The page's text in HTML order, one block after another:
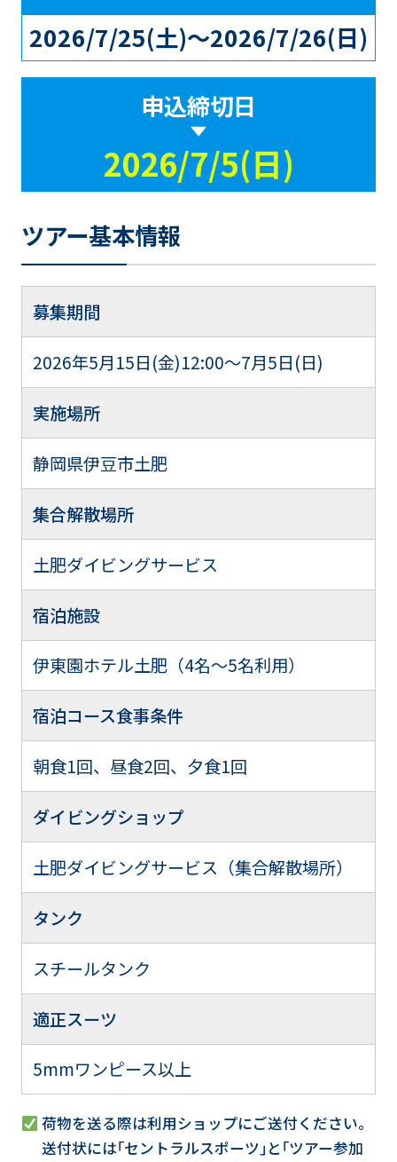
2026/7/25(土)～2026/7/26(日)
申込締切日
2026/7/5(日)
ツアー基本情報
募集期間
2026年5月15日(金)12:00～7月5日(日)
実施場所
静岡県伊豆市土肥
集合解散場所
土肥ダイビングサービス
宿泊施設
伊東園ホテル土肥（4名～5名利用）
宿泊コース食事条件
朝食1回、昼食2回、夕食1回
ダイビングショップ
土肥ダイビングサービス（集合解散場所）
タンク
スチールタンク
適正スーツ
5mmワンピース以上
荷物を送る際は利用ショップにご送付ください。
送付状には｢セントラルスポーツ｣と｢ツアー参加